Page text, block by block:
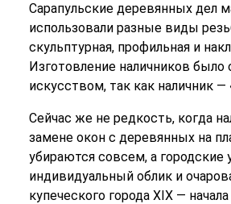
Сарапульские деревянных дел
использовали разные виды
скульптурная, профильная и
Изготовление наличников
искусством, так как наличник —
Сейчас же не редкость, когда
замене окон с деревянных на
убираются совсем, а
индивидуальный облик и
купеческого города XIX —